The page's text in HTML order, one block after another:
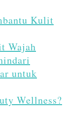
Kulit
Wajah
untuk
Wellness?